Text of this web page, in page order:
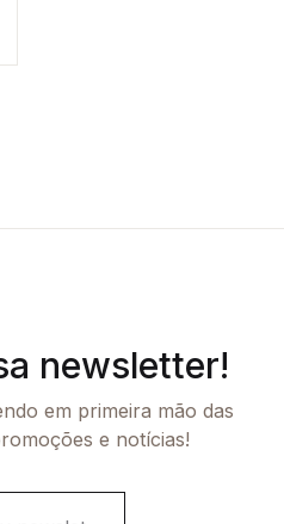
newsletter!
em primeira mão das
e notícias!